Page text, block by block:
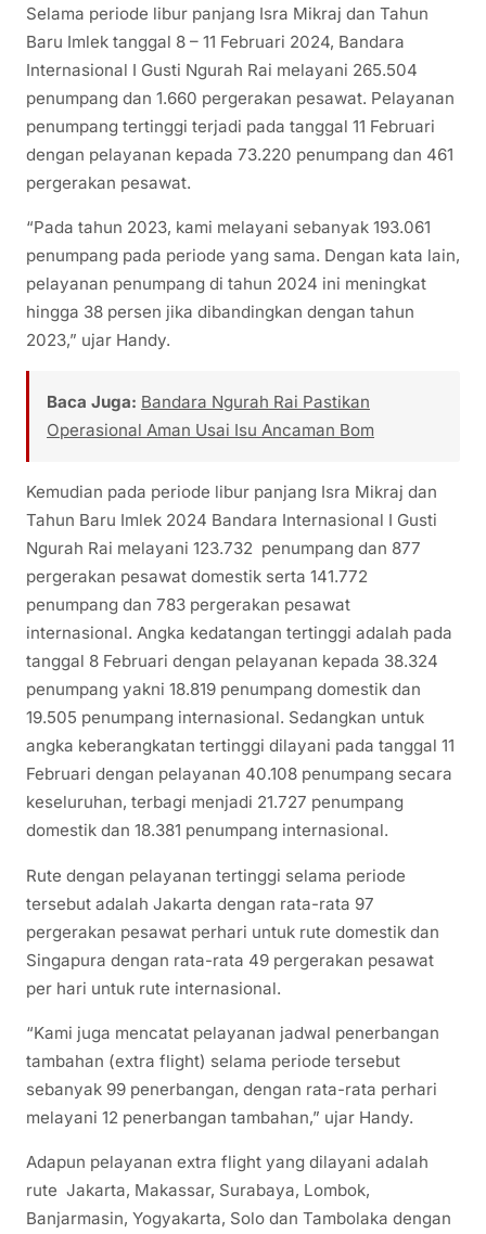
Selama periode libur panjang Isra Mikraj dan Tahun
Baru Imlek tanggal 8 – 11 Februari 2024, Bandara
Internasional I Gusti Ngurah Rai melayani 265.504
penumpang dan 1.660 pergerakan pesawat. Pelayanan
penumpang tertinggi terjadi pada tanggal 11 Februari
dengan pelayanan kepada 73.220 penumpang dan 461
pergerakan pesawat.
“Pada tahun 2023, kami melayani sebanyak 193.061
penumpang pada periode yang sama. Dengan kata lain,
pelayanan penumpang di tahun 2024 ini meningkat
hingga 38 persen jika dibandingkan dengan tahun
2023,” ujar Handy.
Baca Juga: Bandara Ngurah Rai Pastikan
Operasional Aman Usai Isu Ancaman Bom
Kemudian pada periode libur panjang Isra Mikraj dan
Tahun Baru Imlek 2024 Bandara Internasional I Gusti
Ngurah Rai melayani 123.732 penumpang dan 877
pergerakan pesawat domestik serta 141.772
penumpang dan 783 pergerakan pesawat
internasional. Angka kedatangan tertinggi adalah pada
tanggal 8 Februari dengan pelayanan kepada 38.324
penumpang yakni 18.819 penumpang domestik dan
19.505 penumpang internasional. Sedangkan untuk
angka keberangkatan tertinggi dilayani pada tanggal 11
Februari dengan pelayanan 40.108 penumpang secara
keseluruhan, terbagi menjadi 21.727 penumpang
domestik dan 18.381 penumpang internasional.
Rute dengan pelayanan tertinggi selama periode
tersebut adalah Jakarta dengan rata-rata 97
pergerakan pesawat perhari untuk rute domestik dan
Singapura dengan rata-rata 49 pergerakan pesawat
per hari untuk rute internasional.
“Kami juga mencatat pelayanan jadwal penerbangan
tambahan (extra flight) selama periode tersebut
sebanyak 99 penerbangan, dengan rata-rata perhari
melayani 12 penerbangan tambahan,” ujar Handy.
Adapun pelayanan extra flight yang dilayani adalah
rute Jakarta, Makassar, Surabaya, Lombok,
Banjarmasin, Yogyakarta, Solo dan Tambolaka dengan